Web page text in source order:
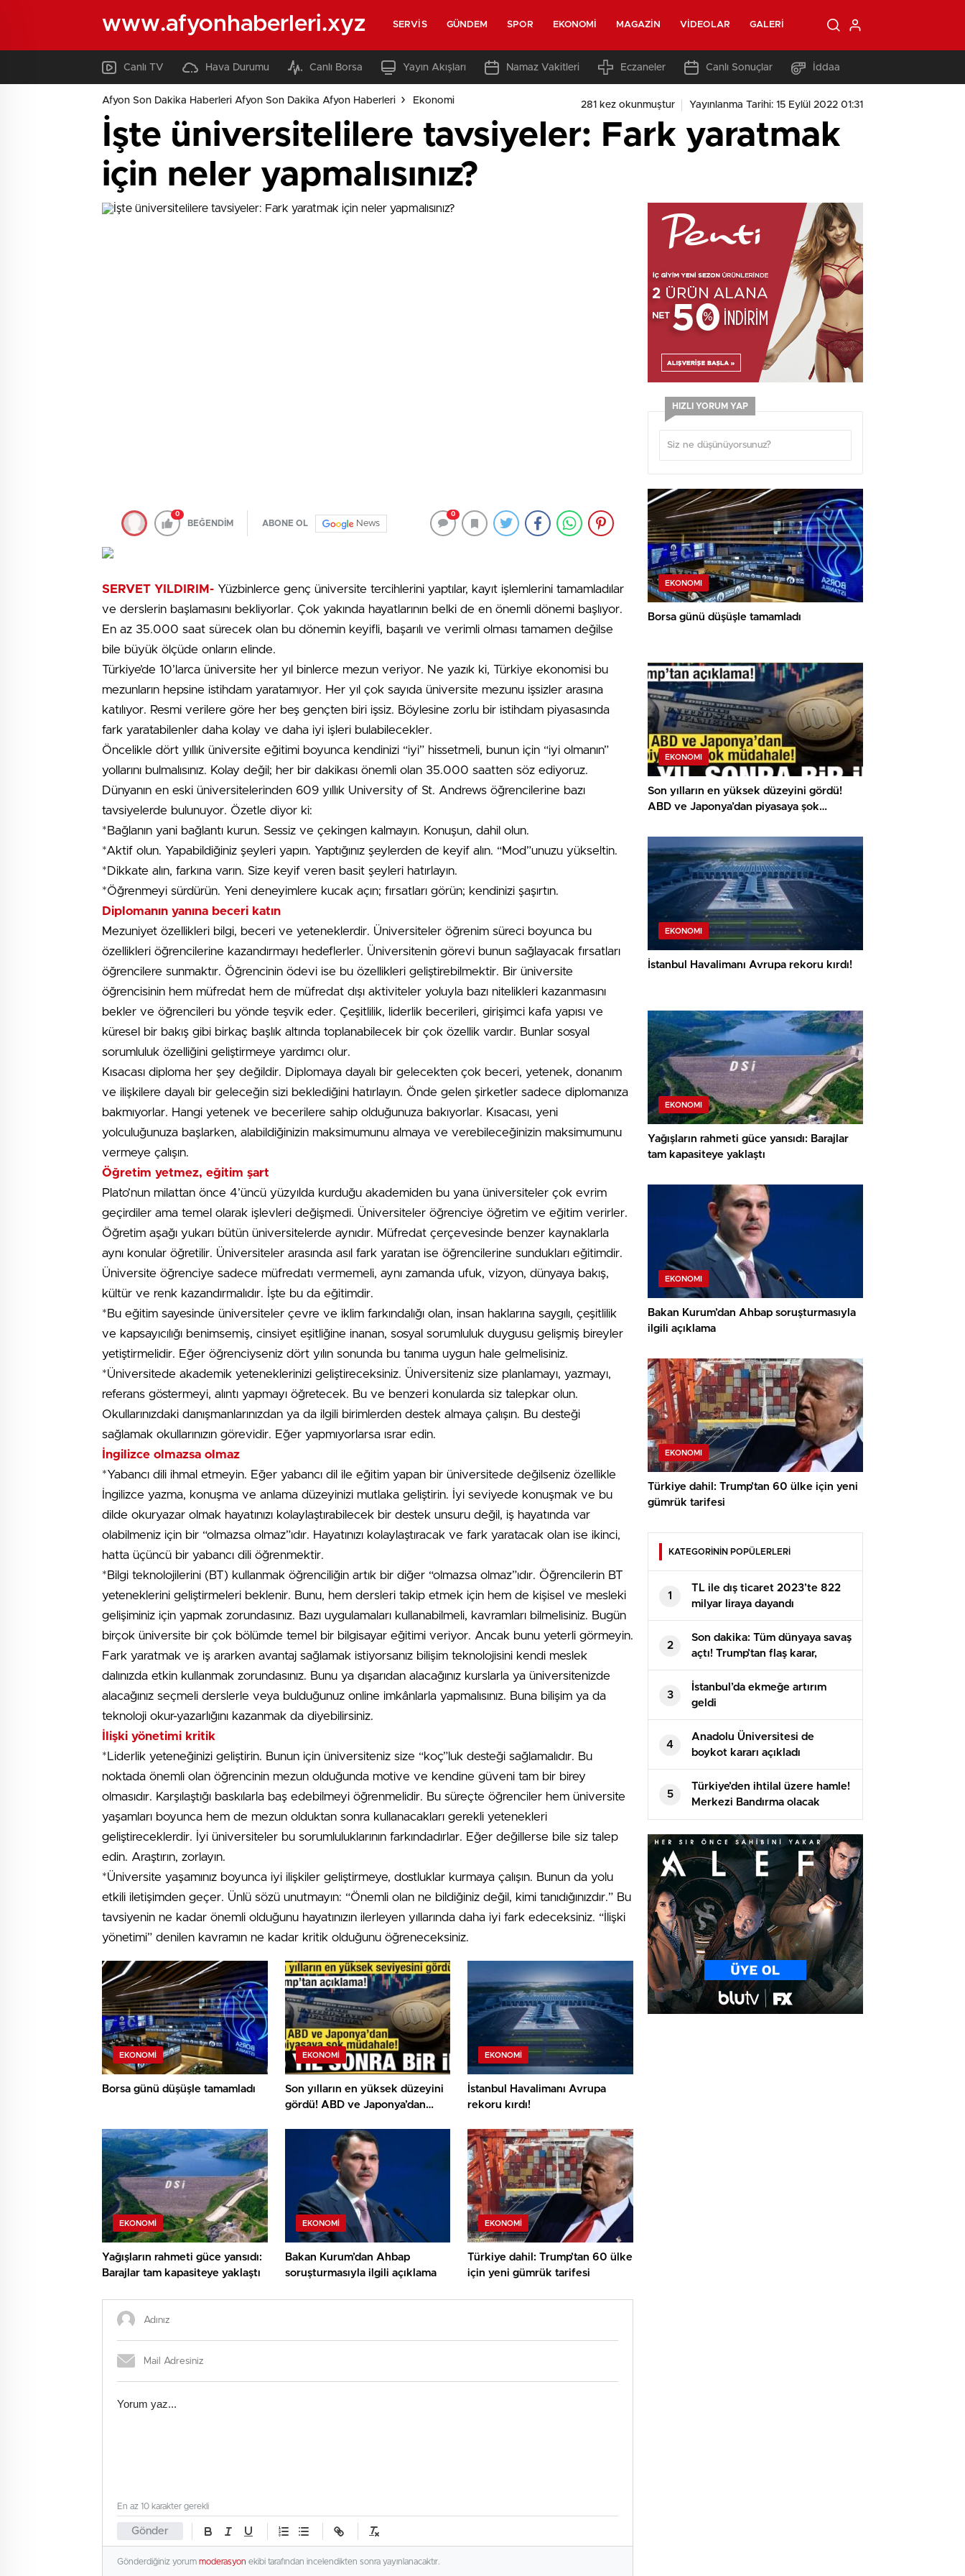
www.afyonhaberleri.xyz SERVIS GÜNDEM SPOR EKONOMI MAGAZIN VIDEOLAR GALERI
Canlı TV Hava Durumu Canlı Borsa Yayın Akışları Namaz Vakitleri Eczaneler Canlı Sonuçlar İddaa
Afyon Son Dakika Haberleri Afyon Son Dakika Afyon Haberleri Ekonomi 281 kez okunmuştur Yayınlanma Tarihi: 15 Eylül 2022 01:31
İşte üniversitelilere tavsiyeler: Fark yaratmak
için neler yapmalısınız?
0
BEĞENDİM ABONE OL News
0
SERVET YILDIRIM- Yüzbinlerce genç üniversite tercihlerini yaptılar, kayıt işlemlerini tamamladılar
ve derslerin başlamasını bekliyorlar. Çok yakında hayatlarının belki de en önemli dönemi başlıyor.
En az 35.000 saat sürecek olan bu dönemin keyifli, başarılı ve verimli olması tamamen değilse
bile büyük ölçüde onların elinde.
Türkiye’de 10’larca üniversite her yıl binlerce mezun veriyor. Ne yazık ki, Türkiye ekonomisi bu
mezunların hepsine istihdam yaratamıyor. Her yıl çok sayıda üniversite mezunu işsizler arasına
katılıyor. Resmi verilere göre her beş gençten biri işsiz. Böylesine zorlu bir istihdam piyasasında
fark yaratabilenler daha kolay ve daha iyi işleri bulabilecekler.
Öncelikle dört yıllık üniversite eğitimi boyunca kendinizi “iyi” hissetmeli, bunun için “iyi olmanın”
yollarını bulmalısınız. Kolay değil; her bir dakikası önemli olan 35.000 saatten söz ediyoruz.
Dünyanın en eski üniversitelerinden 609 yıllık University of St. Andrews öğrencilerine bazı
tavsiyelerde bulunuyor. Özetle diyor ki:
*Bağlanın yani bağlantı kurun. Sessiz ve çekingen kalmayın. Konuşun, dahil olun.
*Aktif olun. Yapabildiğiniz şeyleri yapın. Yaptığınız şeylerden de keyif alın. “Mod”unuzu yükseltin.
*Dikkate alın, farkına varın. Size keyif veren basit şeyleri hatırlayın.
*Öğrenmeyi sürdürün. Yeni deneyimlere kucak açın; fırsatları görün; kendinizi şaşırtın.
Diplomanın yanına beceri katın
Mezuniyet özellikleri bilgi, beceri ve yeteneklerdir. Üniversiteler öğrenim süreci boyunca bu
özellikleri öğrencilerine kazandırmayı hedeflerler. Üniversitenin görevi bunun sağlayacak fırsatları
öğrencilere sunmaktır. Öğrencinin ödevi ise bu özellikleri geliştirebilmektir. Bir üniversite
öğrencisinin hem müfredat hem de müfredat dışı aktiviteler yoluyla bazı nitelikleri kazanmasını
bekler ve öğrencileri bu yönde teşvik eder. Çeşitlilik, liderlik becerileri, girişimci kafa yapısı ve
küresel bir bakış gibi birkaç başlık altında toplanabilecek bir çok özellik vardır. Bunlar sosyal
sorumluluk özelliğini geliştirmeye yardımcı olur.
Kısacası diploma her şey değildir. Diplomaya dayalı bir gelecekten çok beceri, yetenek, donanım
ve ilişkilere dayalı bir geleceğin sizi beklediğini hatırlayın. Önde gelen şirketler sadece diplomanıza
bakmıyorlar. Hangi yetenek ve becerilere sahip olduğunuza bakıyorlar. Kısacası, yeni
yolculuğunuza başlarken, alabildiğinizin maksimumunu almaya ve verebileceğinizin maksimumunu
vermeye çalışın.
Öğretim yetmez, eğitim şart
Plato’nun milattan önce 4’üncü yüzyılda kurduğu akademiden bu yana üniversiteler çok evrim
geçirdiler ama temel olarak işlevleri değişmedi. Üniversiteler öğrenciye öğretim ve eğitim verirler.
Öğretim aşağı yukarı bütün üniversitelerde aynıdır. Müfredat çerçevesinde benzer kaynaklarla
aynı konular öğretilir. Üniversiteler arasında asıl fark yaratan ise öğrencilerine sundukları eğitimdir.
Üniversite öğrenciye sadece müfredatı vermemeli, aynı zamanda ufuk, vizyon, dünyaya bakış,
kültür ve renk kazandırmalıdır. İşte bu da eğitimdir.
*Bu eğitim sayesinde üniversiteler çevre ve iklim farkındalığı olan, insan haklarına saygılı, çeşitlilik
ve kapsayıcılığı benimsemiş, cinsiyet eşitliğine inanan, sosyal sorumluluk duygusu gelişmiş bireyler
yetiştirmelidir. Eğer öğrenciyseniz dört yılın sonunda bu tanıma uygun hale gelmelisiniz.
*Üniversitede akademik yeteneklerinizi geliştireceksiniz. Üniversiteniz size planlamayı, yazmayı,
referans göstermeyi, alıntı yapmayı öğretecek. Bu ve benzeri konularda siz talepkar olun.
Okullarınızdaki danışmanlarınızdan ya da ilgili birimlerden destek almaya çalışın. Bu desteği
sağlamak okullarınızın görevidir. Eğer yapmıyorlarsa ısrar edin.
İngilizce olmazsa olmaz
*Yabancı dili ihmal etmeyin. Eğer yabancı dil ile eğitim yapan bir üniversitede değilseniz özellikle
İngilizce yazma, konuşma ve anlama düzeyinizi mutlaka geliştirin. İyi seviyede konuşmak ve bu
dilde okuryazar olmak hayatınızı kolaylaştırabilecek bir destek unsuru değil, iş hayatında var
olabilmeniz için bir “olmazsa olmaz”ıdır. Hayatınızı kolaylaştıracak ve fark yaratacak olan ise ikinci,
hatta üçüncü bir yabancı dili öğrenmektir.
*Bilgi teknolojilerini (BT) kullanmak öğrenciliğin artık bir diğer “olmazsa olmaz”ıdır. Öğrencilerin BT
yeteneklerini geliştirmeleri beklenir. Bunu, hem dersleri takip etmek için hem de kişisel ve mesleki
gelişiminiz için yapmak zorundasınız. Bazı uygulamaları kullanabilmeli, kavramları bilmelisiniz. Bugün
birçok üniversite bir çok bölümde temel bir bilgisayar eğitimi veriyor. Ancak bunu yeterli görmeyin.
Fark yaratmak ve iş ararken avantaj sağlamak istiyorsanız bilişim teknolojisini kendi meslek
dalınızda etkin kullanmak zorundasınız. Bunu ya dışarıdan alacağınız kurslarla ya üniversitenizde
alacağınız seçmeli derslerle veya bulduğunuz online imkânlarla yapmalısınız. Buna bilişim ya da
teknoloji okur-yazarlığını kazanmak da diyebilirsiniz.
İlişki yönetimi kritik
*Liderlik yeteneğinizi geliştirin. Bunun için üniversiteniz size “koç”luk desteği sağlamalıdır. Bu
noktada önemli olan öğrencinin mezun olduğunda motive ve kendine güveni tam bir birey
olmasıdır. Karşılaştığı baskılarla baş edebilmeyi öğrenmelidir. Bu süreçte öğrenciler hem üniversite
yaşamları boyunca hem de mezun olduktan sonra kullanacakları gerekli yetenekleri
geliştireceklerdir. İyi üniversiteler bu sorumluluklarının farkındadırlar. Eğer değillerse bile siz talep
edin. Araştırın, zorlayın.
*Üniversite yaşamınız boyunca iyi ilişkiler geliştirmeye, dostluklar kurmaya çalışın. Bunun da yolu
etkili iletişimden geçer. Ünlü sözü unutmayın: “Önemli olan ne bildiğiniz değil, kimi tanıdığınızdır.” Bu
tavsiyenin ne kadar önemli olduğunu hayatınızın ilerleyen yıllarında daha iyi fark edeceksiniz. “İlişki
yönetimi” denilen kavramın ne kadar kritik olduğunu öğreneceksiniz.
EKONOMI
Borsa günü düşüşle tamamladı
EKONOMI
Son yılların en yüksek düzeyini
gördü! ABD ve Japonya’dan
EKONOMI
İstanbul Havalimanı Avrupa
rekoru kırdı!
EKONOMI
Yağışların rahmeti güce yansıdı:
Barajlar tam kapasiteye yaklaştı
EKONOMI
Bakan Kurum’dan Ahbap
soruşturmasıyla ilgili açıklama
EKONOMI
Türkiye dahil: Trump’tan 60 ülke
için yeni gümrük tarifesi
Gönder
En az 10 karakter gerekli
Gönderdiğiniz yorum moderasyon ekibi tarafından incelendikten sonra yayınlanacaktır.
HIZLI YORUM YAP
EKONOMI
Borsa günü düşüşle tamamladı
EKONOMI
Son yılların en yüksek düzeyini gördü!
ABD ve Japonya’dan piyasaya şok
EKONOMI
İstanbul Havalimanı Avrupa rekoru kırdı!
EKONOMI
Yağışların rahmeti güce yansıdı: Barajlar
tam kapasiteye yaklaştı
EKONOMI
Bakan Kurum’dan Ahbap soruşturmasıyla
ilgili açıklama
EKONOMI
Türkiye dahil: Trump’tan 60 ülke için yeni
gümrük tarifesi
KATEGORİNİN POPÜLERLERİ
1
TL ile dış ticaret 2023’te 822
milyar liraya dayandı
2
Son dakika: Tüm dünyaya savaş
açtı! Trump’tan flaş karar,
imzayı attı…
3
İstanbul’da ekmeğe artırım
geldi
4
Anadolu Üniversitesi de
boykot kararı açıkladı
5
Türkiye’den ihtilal üzere hamle!
Merkezi Bandırma olacak